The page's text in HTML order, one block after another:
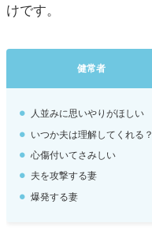
けです。
健常者
人並みに思いやりがほしい
いつか夫は理解してくれる？
心傷付いてさみしい
夫を攻撃する妻
爆発する妻